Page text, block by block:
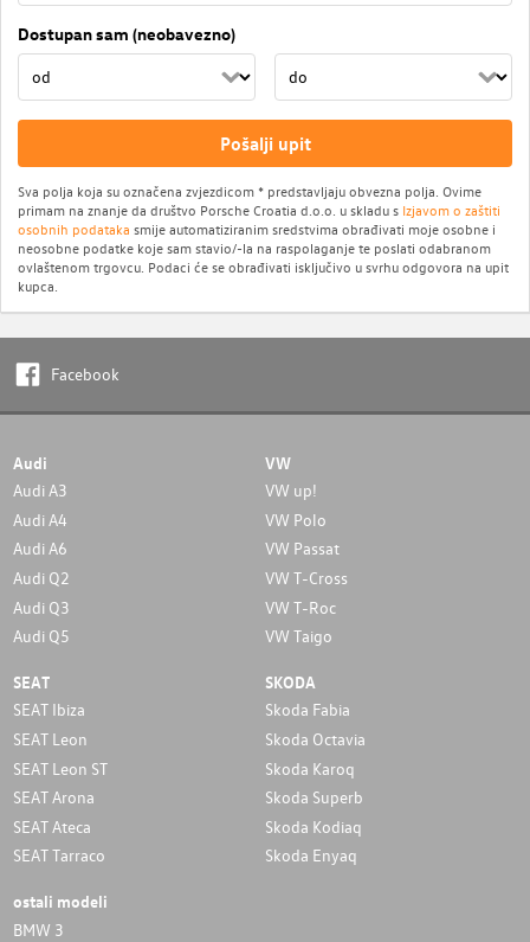
Dostupan sam (neobavezno)
Pošalji upit
Sva polja koja su označena zvjezdicom * predstavljaju obvezna polja. Ovime
primam na znanje da društvo Porsche Croatia d.o.o. u skladu s Izjavom o zaštiti
osobnih podataka smije automatiziranim sredstvima obrađivati moje osobne i
neosobne podatke koje sam stavio/-la na raspolaganje te poslati odabranom
ovlaštenom trgovcu. Podaci će se obrađivati isključivo u svrhu odgovora na upit
kupca.
Facebook
Audi
Audi A3
Audi A4
Audi A6
Audi Q2
Audi Q3
Audi Q5
VW
VW up!
VW Polo
VW Passat
VW T-Cross
VW T-Roc
VW Taigo
SEAT
SEAT Ibiza
SEAT Leon
SEAT Leon ST
SEAT Arona
SEAT Ateca
SEAT Tarraco
SKODA
Skoda Fabia
Skoda Octavia
Skoda Karoq
Skoda Superb
Skoda Kodiaq
Skoda Enyaq
ostali modeli
BMW 3